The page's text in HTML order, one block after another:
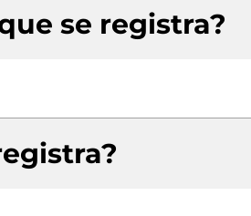
se registra?